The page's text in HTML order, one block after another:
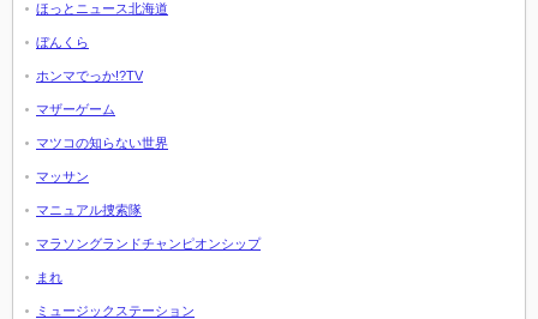
ほっとニュース北海道
ぼんくら
ホンマでっか!?TV
マザーゲーム
マツコの知らない世界
マッサン
マニュアル捜索隊
マラソングランドチャンピオンシップ
まれ
ミュージックステーション